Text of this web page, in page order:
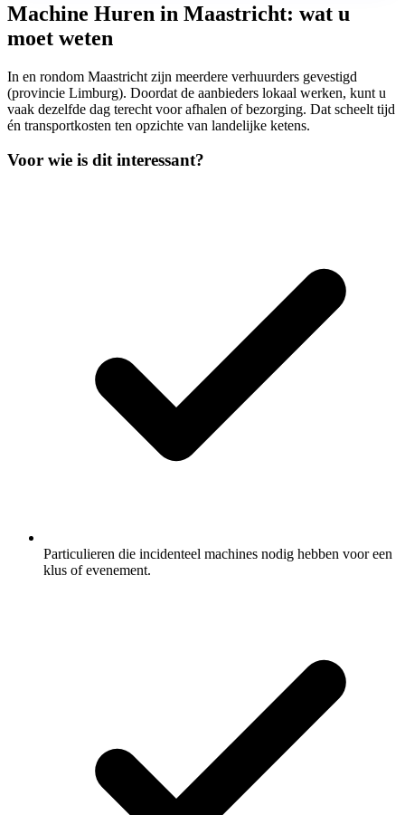
Machine Huren in Maastricht: wat u
moet weten
In en rondom Maastricht zijn meerdere verhuurders gevestigd
(provincie Limburg). Doordat de aanbieders lokaal werken, kunt u
vaak dezelfde dag terecht voor afhalen of bezorging. Dat scheelt tijd
én transportkosten ten opzichte van landelijke ketens.
Voor wie is dit interessant?
Particulieren die incidenteel machines nodig hebben voor een
klus of evenement.